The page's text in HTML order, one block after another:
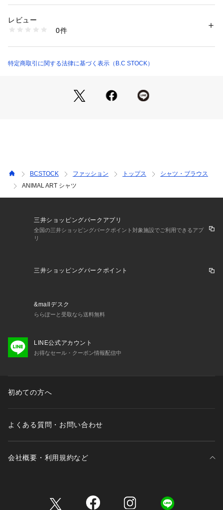
素材：本体:ポリエステル95%、ポリウレタン5%
洗濯：本体:洗濯機洗い（弱）
※詳しい洗濯方法については、商品の品質表示タグをご覧ください
24050720120010 （ショップ）
レビュー
0件
特定商取引に関する法律に基づく表示（B.C STOCK）
BCSTOCK ファッション トップス
シャツ・ブラウス
ANIMAL ART シャツ
三井ショッピングパークアプリ
全国の三井ショッピングパークポイント対象施設でご利用できるアプ
リ
三井ショッピングパークポイント
&mallデスク
ららぽーと受取なら送料無料
LINE公式アカウント
お得なセール・クーポン情報配信中
初めての方へ
よくある質問・お問い合わせ
会社概要・利用規約など